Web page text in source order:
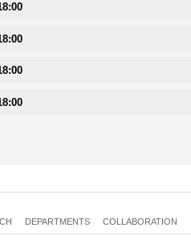
DEPARTMENTS COLLABORATION